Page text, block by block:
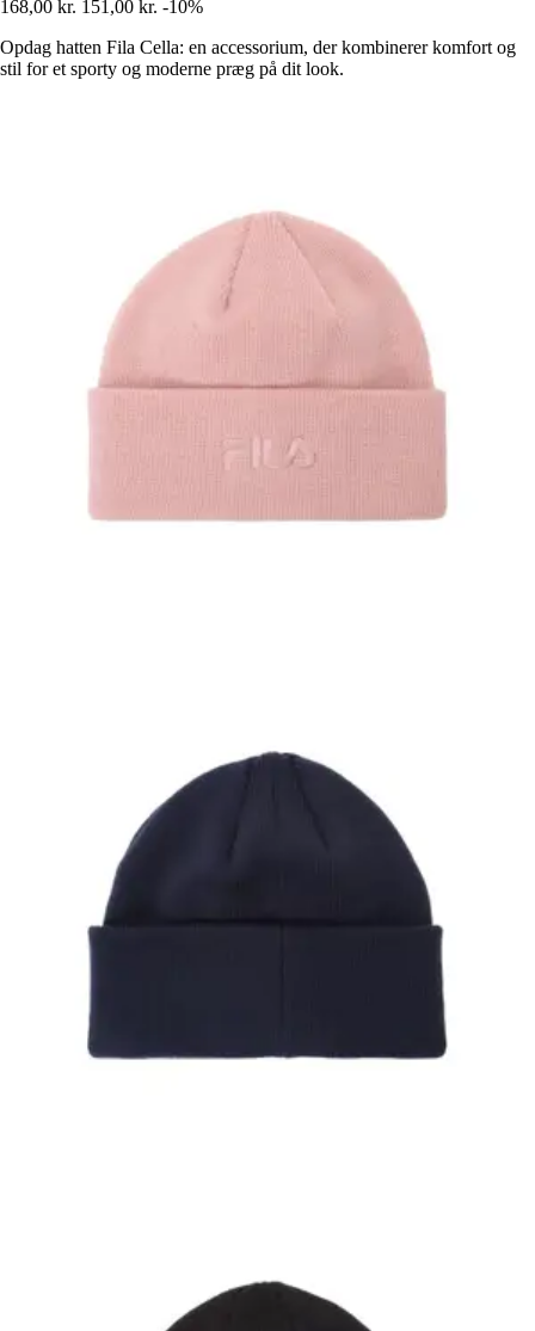
168,00 kr. 151,00 kr. -10%
Opdag hatten Fila Cella: en accessorium, der kombinerer komfort og
stil for et sporty og moderne præg på dit look.